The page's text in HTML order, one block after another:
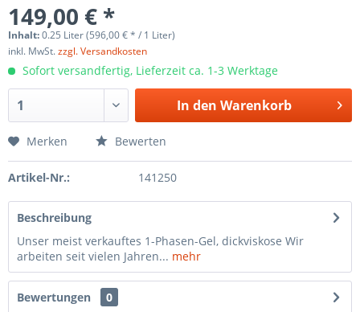
149,00 € *
Inhalt:0.25 Liter (596,00 € * / 1 Liter)
inkl. MwSt.zzgl. Versandkosten
Sofort versandfertig, Lieferzeit ca. 1-3 Werktage
In den Warenkorb
Merken Bewerten
Artikel-Nr.: 141250
Beschreibung
Unser meist verkauftes 1-Phasen-Gel, dickviskose Wir
arbeiten seit vielen Jahren... mehr
Bewertungen
0